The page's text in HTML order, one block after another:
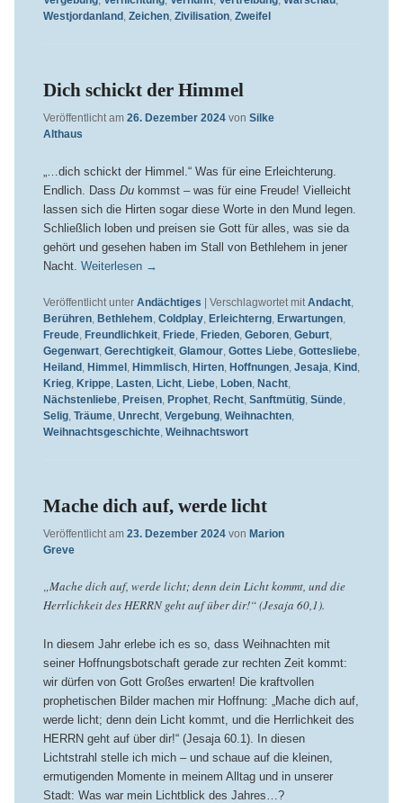
Westjordanland , Zeichen, Zivilisation, Zweifel
Dich schickt der Himmel
Veröffentlicht am 26. Dezember 2024 von Silke
Althaus
„…dich schickt der Himmel.“ Was für eine Erleichterung.
Endlich. Dass Dukommst – was für eine Freude! Vielleicht
lassen sich die Hirten sogar diese Worte in den Mund legen.
Schließlich loben und preisen sie Gott für alles, was sie da
gehört und gesehen haben im Stall von Bethlehem in jener
Nacht. Weiterlesen →
Veröffentlicht unter Andächtiges | Verschlagwortet mit Andacht,
Berühren, Bethlehem Coldplay, Erleichterng, Erwartungen,
Freude, Freundlichkeit, Friede, Frieden, Geboren, Geburt,
Gegenwart, Gerechtigkeit, Glamour, Gottes Liebe, Gottesliebe,
Heiland, Himmel, Himmlisch, Hirten, Hoffnungen, Jesaja Kind,
Krieg, Krippe, Lasten, Licht, Liebe, Loben, Nacht,
Nächstenliebe, Preisen, Prophet, Recht, Sanftmütig, Sünde,
Selig, Träume, Unrecht, Vergebung, Weihnachten,
Weihnachtsgeschichte, Weihnachtswort
Mache dich auf, werde licht
Veröffentlicht am 23. Dezember 2024 von Marion
Greve
„Mache dich auf, werde licht; denn dein Licht kommt, und die
Herrlichkeit des HERRN geht auf über dir!“ (Jesaja 60,1).
In diesem Jahr erlebe ich es so, dass Weihnachten mit
seiner Hoffnungsbotschaft gerade zur rechten Zeit kommt:
wir dürfen von Gott Großes erwarten! Die kraftvollen
prophetischen Bilder machen mir Hoffnung: „Mache dich auf,
werde licht; denn dein Licht kommt, und die Herrlichkeit des
HERRN geht auf über dir!“ (Jesaja 60.1). In diesen
Lichtstrahl stelle ich mich – und schaue auf die kleinen,
ermutigenden Momente in meinem Alltag und in unserer
Stadt: Was war mein Lichtblick des Jahres…?